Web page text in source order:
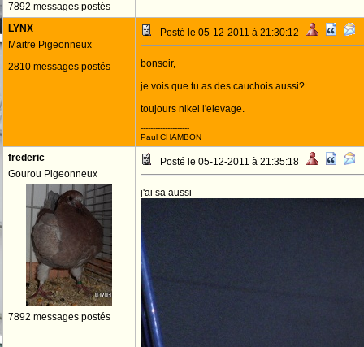
7892 messages postés
LYNX
Maitre Pigeonneux
2810 messages postés
Posté le 05-12-2011 à 21:30:12
bonsoir,
je vois que tu as des cauchois aussi?
toujours nikel l'elevage.
--------------------
Paul CHAMBON
frederic
Gourou Pigeonneux
7892 messages postés
Posté le 05-12-2011 à 21:35:18
j'ai sa aussi